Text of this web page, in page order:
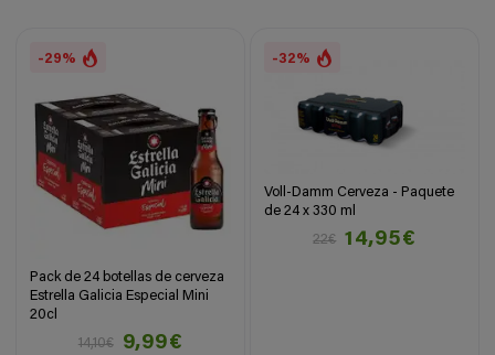
-29%
Pack de 24 botellas de cerveza
Estrella Galicia Especial Mini
20cl
14,10€
9,99€
-32%
Voll-Damm Cerveza - Paquete
de 24 x 330 ml
22€
14,95€